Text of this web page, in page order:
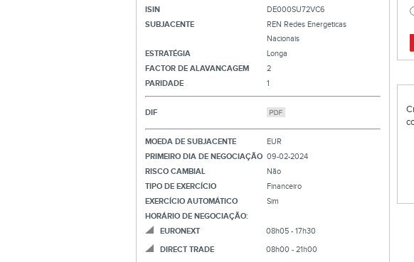
ISIN
DE000SU72VC6
SUBJACENTE
REN Redes Energeticas
Nacionais
ESTRATÉGIA
Longa
FACTOR DE ALAVANCAGEM
2
PARIDADE
1
DIF
MOEDA DE SUBJACENTE
EUR
PRIMEIRO DIA DE NEGOCIAÇÃO 09-02-2024
RISCO CAMBIAL
Não
TIPO DE EXERCÍCIO
Financeiro
EXERCÍCIO AUTOMÁTICO
Sim
HORÁRIO DE NEGOCIAÇÃO:
EURONEXT
08h05 - 17h30
DIRECT TRADE
08h00 - 21h00